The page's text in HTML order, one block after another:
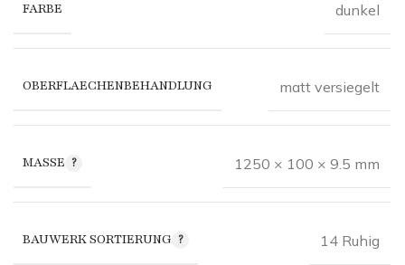
FARBE dunkel
OBERFLAECHENBEHANDLUNG matt versiegelt
MASSE 1250 × 100 × 9.5 mm
BAUWERK SORTIERUNG 14 Ruhig